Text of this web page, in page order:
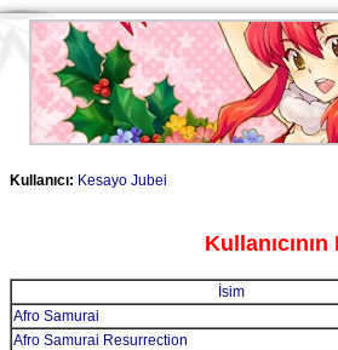
Kullanıcı: Kesayo Jubei
İsim
Afro Samurai
Afro Samurai Resurrection